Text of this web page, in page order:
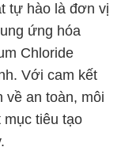
tự hào là đơn vị
ứng hóa
Chloride
Với cam kết
về an toàn, môi
tiêu tạo